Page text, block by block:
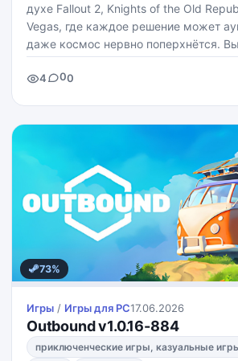
духе Fallout 2, Knights of the Old
Vegas, где каждое решение может
даже космос нервно поперхнётся.
заключённый, сбегаете на
терпите крушение на заброшенной
4 00
73%
Игры / Игры для PС17.06.2026
Outbound v1.0.16-884
приключенческие игры, казуальные